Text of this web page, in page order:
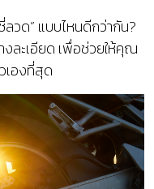
ลวด” แบบไหนดีกว่ากัน?
ละเอียด เพื่อช่วยให้คุณ
เองที่สุด